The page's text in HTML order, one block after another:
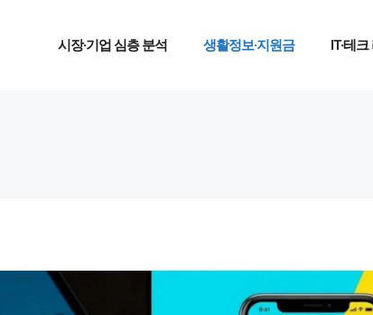
시장·기업 심층 분석 생활정보·지원금 IT·테